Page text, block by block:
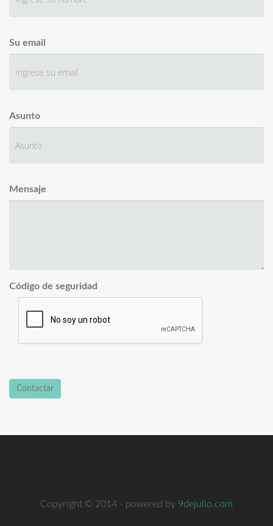
Su email
Asunto
Mensaje
Código de seguridad
Contactar
Copyright © 2014 - powered by 9dejulio.com